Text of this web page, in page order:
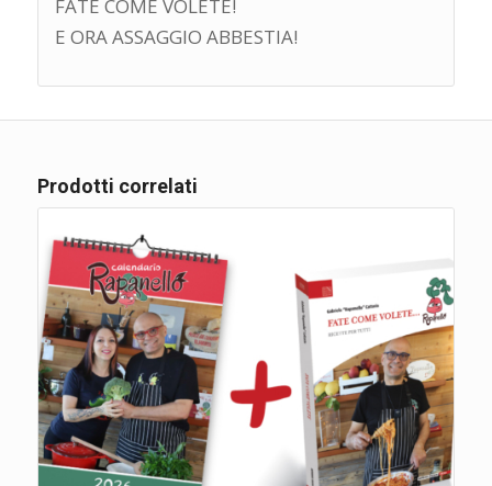
FATE COME VOLETE!
E ORA ASSAGGIO ABBESTIA!
Prodotti correlati